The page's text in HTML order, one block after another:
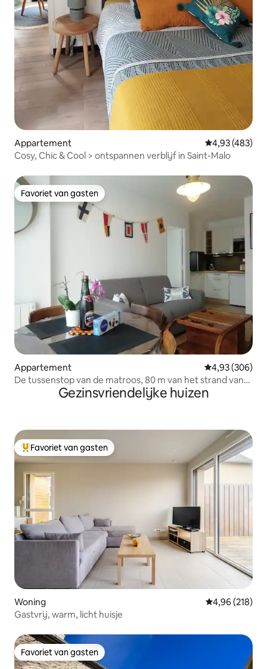
Appartement Gemiddelde
4,93 (483)
Cosy, Chic & Cool > ontspannen verblijf in Saint-Malo
Favoriet van gasten
Favoriet van gasten
Appartement Gemiddelde
4,93 (306)
De tussenstop van de matroos, 80 m van het strand van
Gezinsvriendelijke huizen
Topfavoriet van gasten
Favoriet van gasten
Woning Gemiddelde
4,96 (218)
Gastvrij, warm, licht huisje
Favoriet van gasten
Favoriet van gasten